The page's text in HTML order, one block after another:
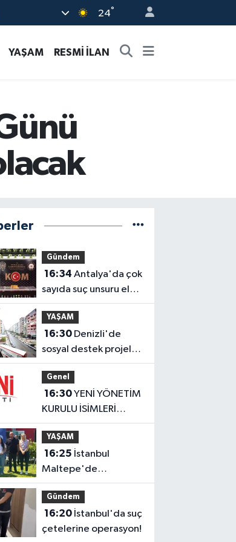
24°
YAŞAM RESMİ İLAN
Gündem
16:34 Antalya'da çok
sayıda suç unsuru ele
geçirildi
YAŞAM
16:30
sosyal destek projeleri
dar gelirliye umut
oluyor
Genel
16:30YENİ YÖNETİM
KURULU İSİMLERİ
AÇIKLANDI
YAŞAM
16:25
Maltepe'de
''İçimdeki Sahne
Atölyesi'' katılımcıları
belgelerini aldı
Gündem
16:20
çetelerine operasyon!